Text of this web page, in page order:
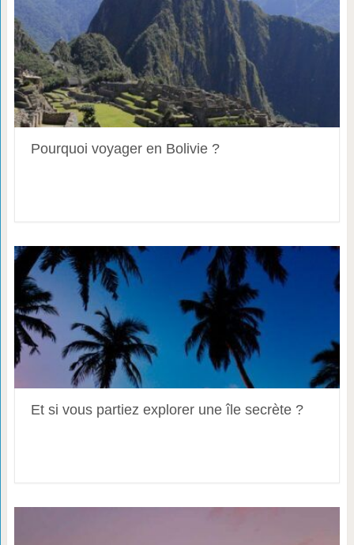
Pourquoi voyager en Bolivie ?
Et si vous partiez explorer une île secrète ?